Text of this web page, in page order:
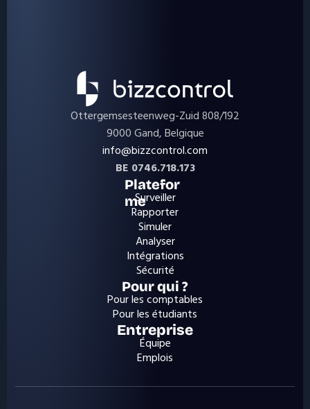
Ottergemsesteenweg-Zuid 808/192
9000 Gand, Belgique
info@bizzcontrol.com
BE 0746.718.173
Platefor
meSurveiller
Rapporter
Simuler
Analyser
Intégrations
Sécurité
Pour qui ?
Pour les comptables
Pour les étudiants
Entreprise
Équipe
Emplois